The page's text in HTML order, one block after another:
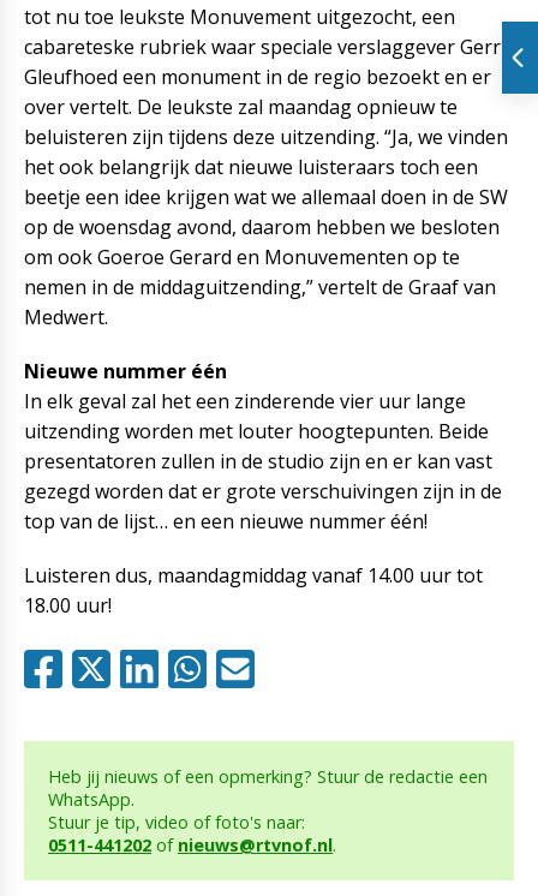
tot nu toe leukste Monuvement uitgezocht, een
cabareteske rubriek waar speciale verslaggever Gerrit
Gleufhoed een monument in de regio bezoekt en er
over vertelt. De leukste zal maandag opnieuw te
beluisteren zijn tijdens deze uitzending. “Ja, we vinden
het ook belangrijk dat nieuwe luisteraars toch een
beetje een idee krijgen wat we allemaal doen in de SW
op de woensdag avond, daarom hebben we besloten
om ook Goeroe Gerard en Monuvementen op te
nemen in de middaguitzending,” vertelt de Graaf van
Medwert.
Nieuwe nummer één
In elk geval zal het een zinderende vier uur lange
uitzending worden met louter hoogtepunten. Beide
presentatoren zullen in de studio zijn en er kan vast
gezegd worden dat er grote verschuivingen zijn in de
top van de lijst… en een nieuwe nummer één!
Luisteren dus, maandagmiddag vanaf 14.00 uur tot
18.00 uur!
Heb jij nieuws of een opmerking? Stuur de redactie een
WhatsApp.
Stuur je tip, video of foto's naar:
0511-441202 of nieuws@rtvnof.nl.